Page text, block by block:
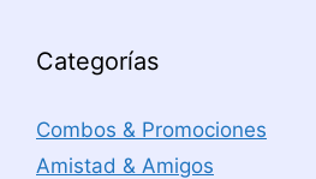
Categorías
Combos & Promociones
Amistad & Amigos